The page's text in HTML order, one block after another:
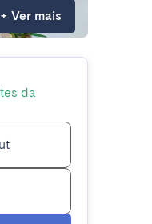
+ Ver mais
da